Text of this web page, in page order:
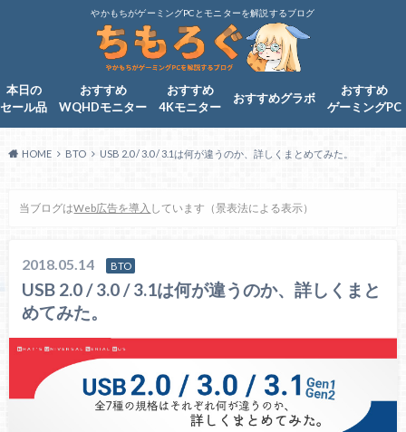
やかもちがゲーミングPCとモニターを解説するブログ
本日の
セール品
おすすめ
WQHDモニター
おすすめ
4Kモニター
おすすめグラボ
おすすめ
ゲーミングPC
HOME BTO USB 2.0 / 3.0 / 3.1は何が違うのか、詳しくまとめてみた。
当ブログはWeb広告を導入 しています（景表法による表示）
2018.05.14 BTO
USB 2.0 / 3.0 / 3.1は何が違うのか、詳しくまと
めてみた。